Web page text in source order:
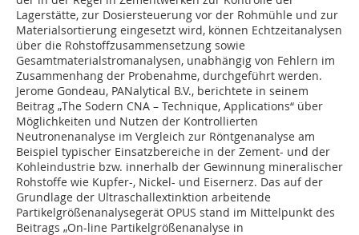
Lagerstätte, zur Dosiersteuerung vor der Rohmühle und zur
Materialsortierung eingesetzt wird, können Echtzeitanalysen
über die Rohstoffzusammensetzung sowie
Gesamtmaterialstromanalysen, unabhängig von Fehlern im
Zusammenhang der Probenahme, durchgeführt werden.
Jerome Gondeau, PAN­alytical B.V., berichtete in seinem
Beitrag „The Sodern CNA – Technique, Applications“ über
Möglichkeiten und Nutzen der Kontrollierten
Neutronenanalyse im Vergleich zur Röntgenanalyse am
Beispiel typischer Einsatzbereiche in der Zement- und der
Kohleindustrie bzw. innerhalb der Gewinnung mineralischer
Rohstoffe wie Kupfer-, Nickel- und Eisernerz. Das auf der
Grundlage der Ultraschallextinktion arbeitende
Partikelgrößenanalysegerät OPUS stand im Mittelpunkt des
Beitrags „On-line Partikelgrößen­analyse in